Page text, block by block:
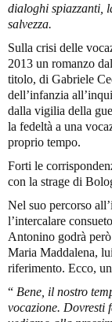
dialoghi spiazzanti,
salvezza.
Sulla crisi delle
2013 un romanzo
titolo, di Gabriele
dell’infanzia
dalla vigilia della
la fedeltà a una
proprio tempo.
Forti le
con la strage di
Nel suo percorso
l’intercalare
Antonino godrà
Maria Maddalena,
riferimento. Ecco,
“ Bene, il nostro
vocazione. Dovresti